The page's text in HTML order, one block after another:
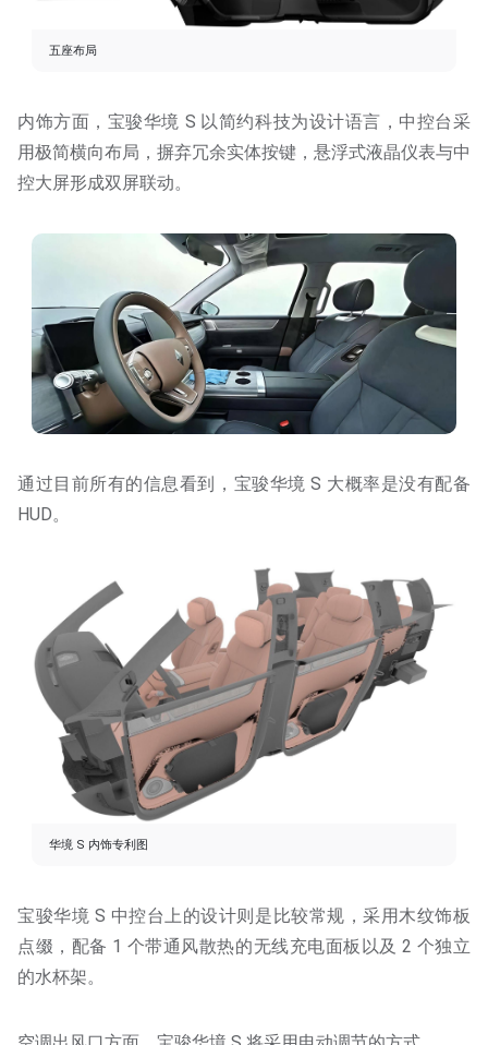
五座布局
内饰方面，宝骏华境 S 以简约科技为设计语言，中控台采
用极简横向布局，摒弃冗余实体按键，悬浮式液晶仪表与中
控大屏形成双屏联动。
通过目前所有的信息看到，宝骏华境 S 大概率是没有配备
HUD。
华境 S 内饰专利图
宝骏华境 S 中控台上的设计则是比较常规，采用木纹饰板
点缀，配备 1 个带通风散热的无线充电面板以及 2 个独立
的水杯架。